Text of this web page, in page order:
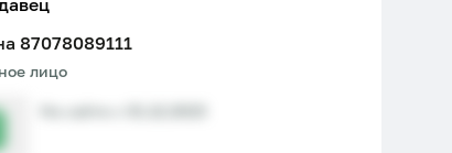
87078089111
лицо